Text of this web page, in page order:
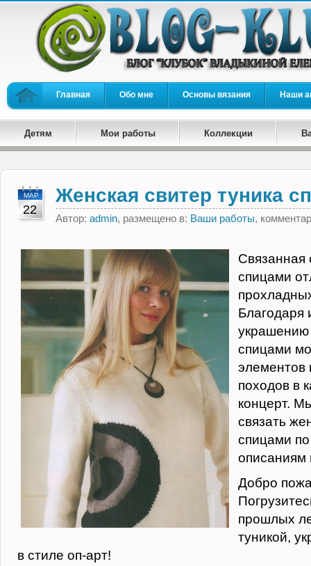
Главная Обо мне Основы вязания Наши
Детям Мои работы Коллекции
МАР
22
Женская свитер туника
Автор: admin, размещено в: Ваши работы,
Связанная
спицами
Благодаря
украшению
спицами
элементов
походов в
концерт.
связать
спицами
описаниям
Добро
прошлых
туникой,
в стиле оп-арт!